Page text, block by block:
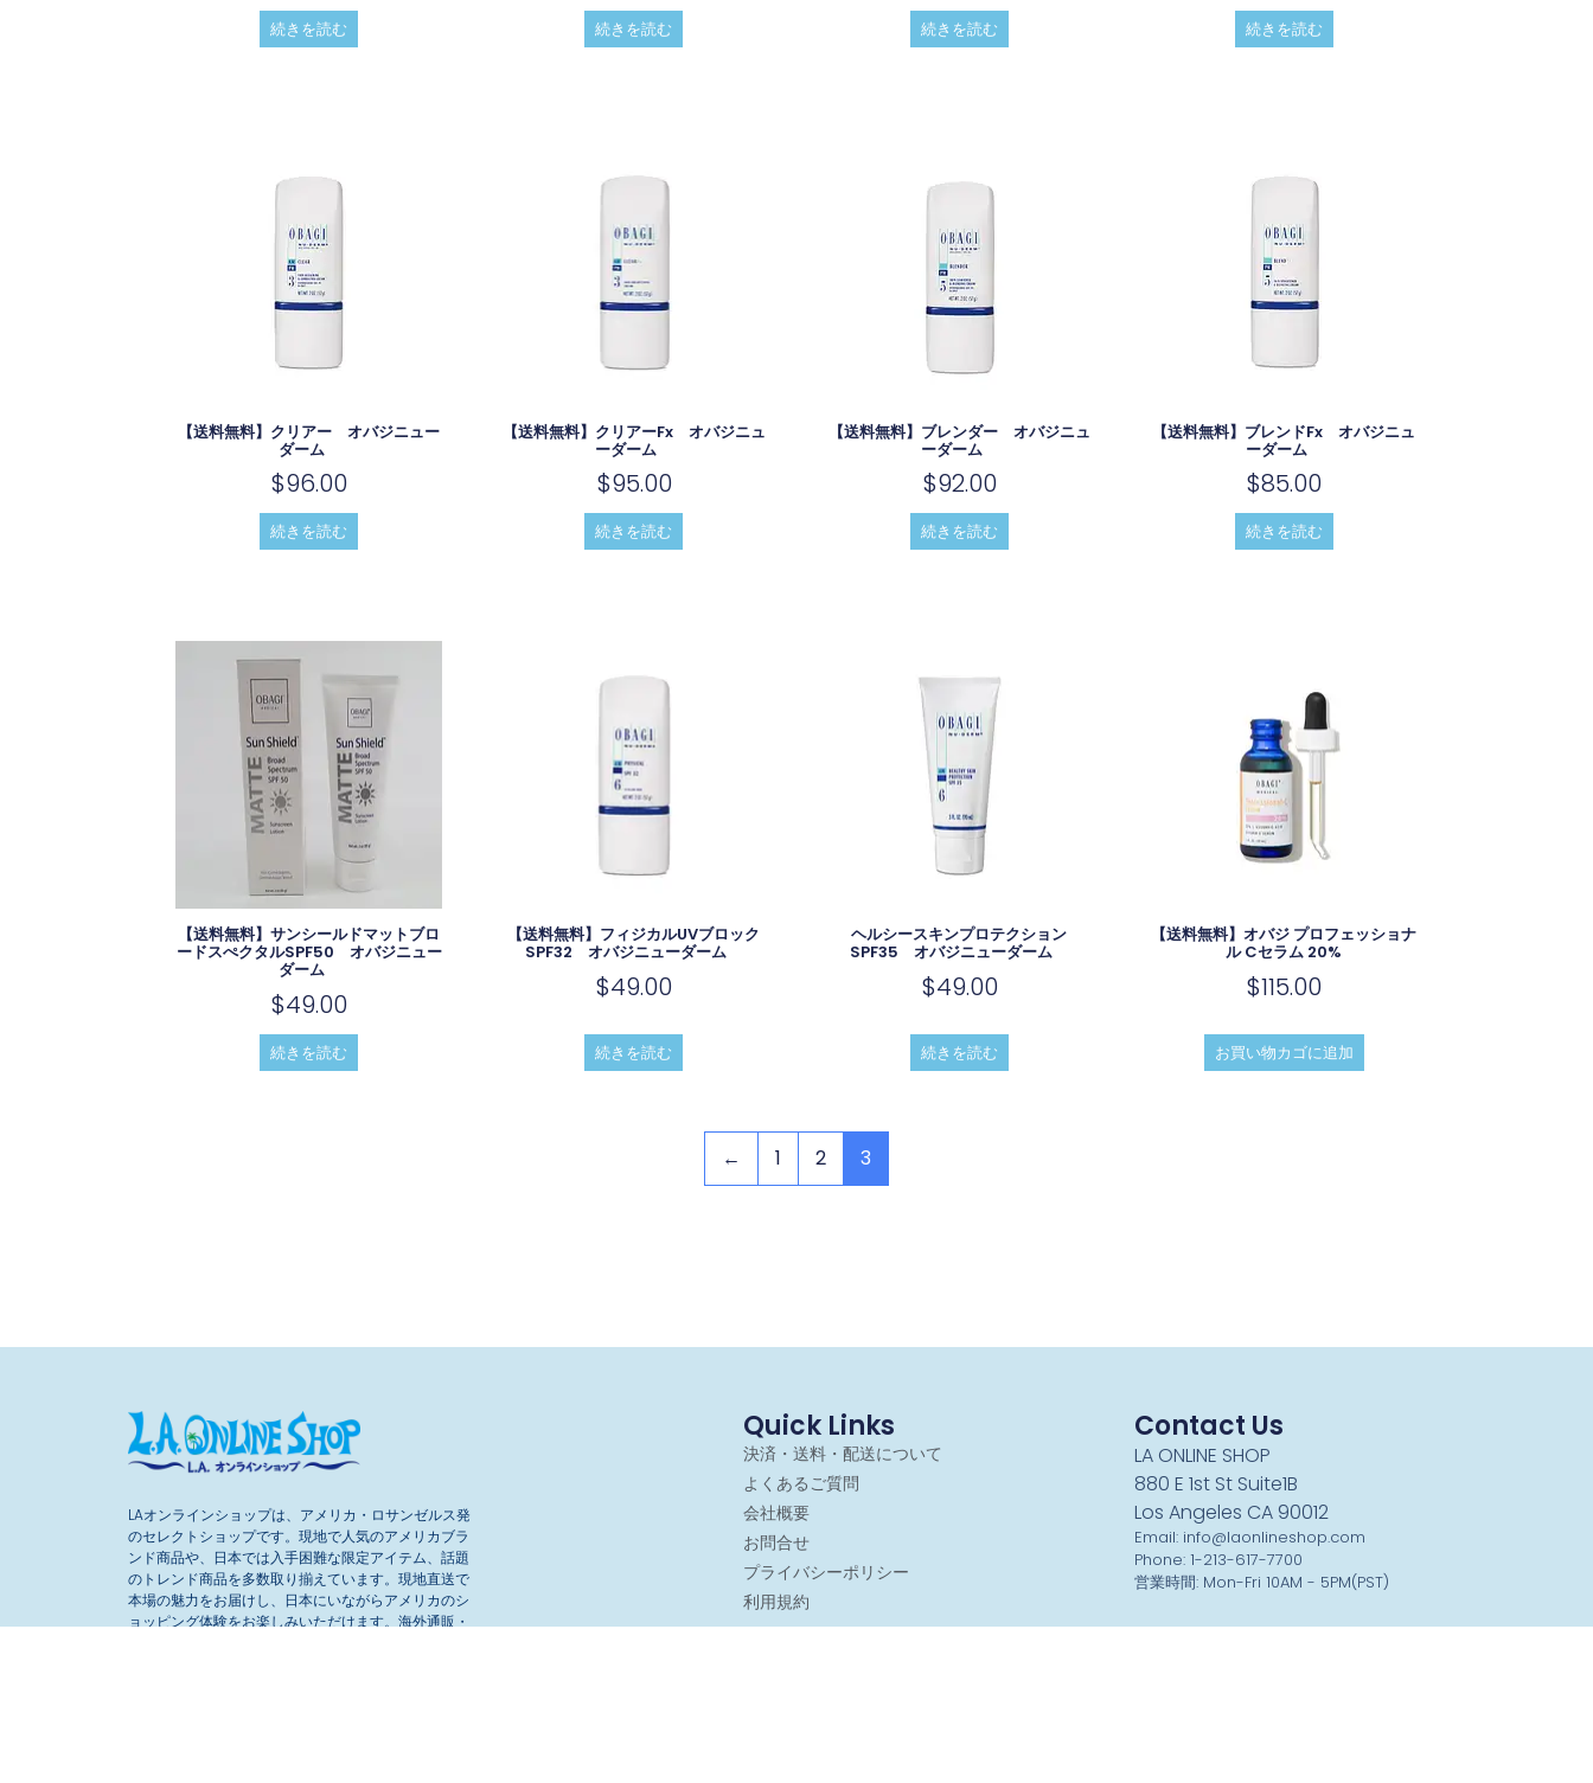
続きを読む 続きを読む 続きを読む 続きを読む
【送料無料】クリアー オバジニュー
ダーム
$96.00
続きを読む
【送料無料】クリアーfx オバジニュ
ーダーム
$95.00
続きを読む
【送料無料】ブレンダー オバジニュ
ーダーム
$92.00
続きを読む
【送料無料】ブレンドfx オバジニュ
ーダーム
$85.00
続きを読む
【送料無料】サンシールドマットブロ
ードスぺクタルSPF50 オバジニュー
ダーム
$49.00
続きを読む
【送料無料】フィジカルUVブロック
SPF32 オバジニューダーム
$49.00
続きを読む
ヘルシースキンプロテクション
SPF35 オバジニューダーム
$49.00
続きを読む
【送料無料】オバジ プロフェッショナ
ル Cセラム 20%
$115.00
お買い物カゴに追加
← 1 2 3
LAオンラインショップは、アメリカ・ロサンゼルス発
のセレクトショップです。現地で人気のアメリカブラ
ンド商品や、日本では入手困難な限定アイテム、話題
のトレンド商品を多数取り揃えています。現地直送で
本場の魅力をお届けし、日本にいながらアメリカのシ
ョッピング体験をお楽しみいただけます。海外通販・
Quick Links
決済・送料・配送について
よくあるご質問
会社概要
お問合せ
プライバシーポリシー
利用規約
Contact Us
LA ONLINE SHOP
880 E 1st St Suite1B
Los Angeles CA 90012
Email: info@laonlineshop.com
Phone: 1-213-617-7700
営業時間: Mon-Fri 10AM - 5PM(PST)